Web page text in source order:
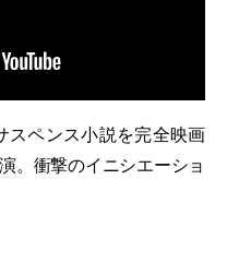
スペンス小説を完全映画
。衝撃のイニシエーショ